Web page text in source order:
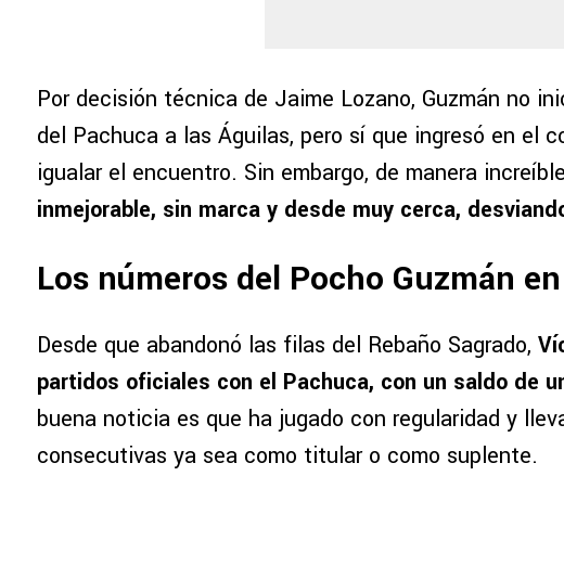
Por decisión técnica de Jaime Lozano, Guzmán no
del Pachuca a las Águilas, pero sí que ingresó en el
igualar el encuentro. Sin embargo, de manera increíble
inmejorable, sin marca y desde muy cerca,
Los números del Pocho Guzmán
Desde que abandonó las filas del Rebaño Sagrado,
partidos oficiales con el Pachuca, con un saldo de
buena noticia es que ha jugado con regularidad y
consecutivas ya sea como titular o como suplente.